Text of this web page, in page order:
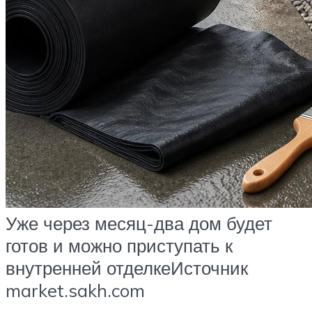
Уже через месяц-два дом будет
готов и можно приступать к
внутренней отделкеИсточник
market.sakh.com